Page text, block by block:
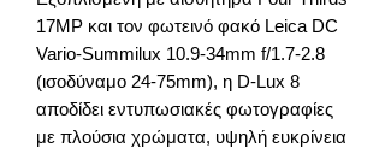
17MP και τον φωτεινό φακό Leica DC
Vario-Summilux 10.9-34mm f/1.7-2.8
(ισοδύναμο 24-75mm), η D-Lux 8
αποδίδει εντυπωσιακές φωτογραφίες
με πλούσια χρώματα, υψηλή ευκρίνεια